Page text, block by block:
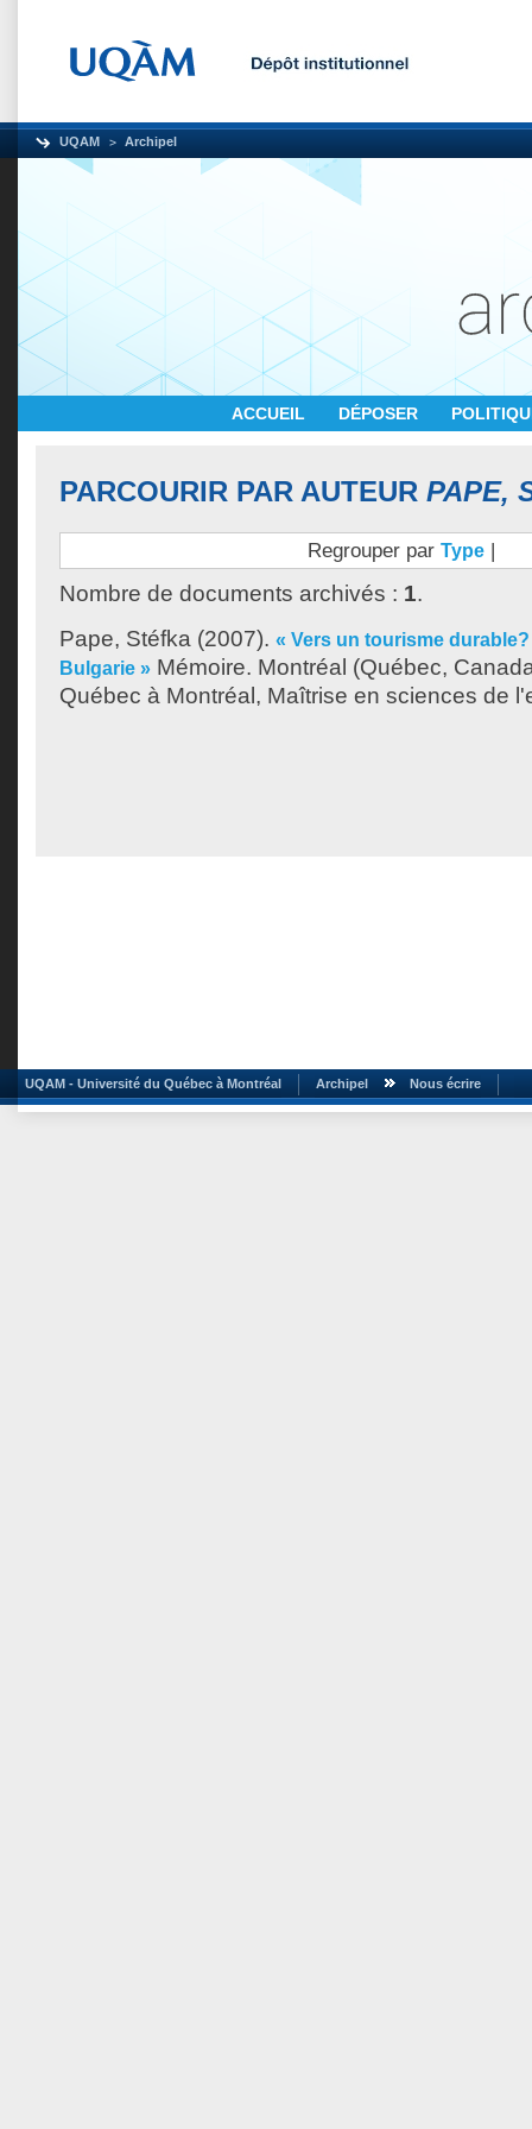
UQAM Archipel
ACCUEIL DÉPOSER
PARCOURIR PAR AUTEUR PAPE,
Regrouper par Type |
Nombre de documents archivés : 1.
Pape, Stéfka (2007). « Vers un tourisme
Bulgarie » Mémoire. Montréal (Québec,
Québec à Montréal, Maîtrise en sciences de
UQAM - Université du Québec à Montréal Archipel Nous écrire